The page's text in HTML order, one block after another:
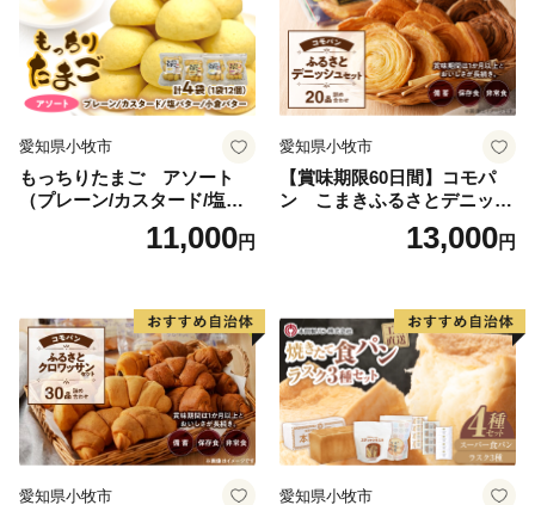
愛知県小牧市
もっちりたまご アソート
（プレーン/カスタード/塩バ
ター/小倉バター）11,000円
愛知県小牧市
【賞味期限60日間】コモパ
ン こまきふるさとデニッシ
ュセット（20個入り）／災害
用備蓄 保存食 非常食 防災グ
13,000円
愛知県小牧市 愛知県小牧市